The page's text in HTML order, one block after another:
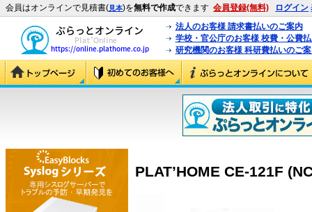
会員はオンラインで見積書(見本)を無料で作成できます 会員登録(無料) ログイン
法人のお客様 請求書払いのご案内
学校・官公庁のお客様 校費・公費
研究機関のお客様 科研費払いのご
PLAT’HOME CE-121F